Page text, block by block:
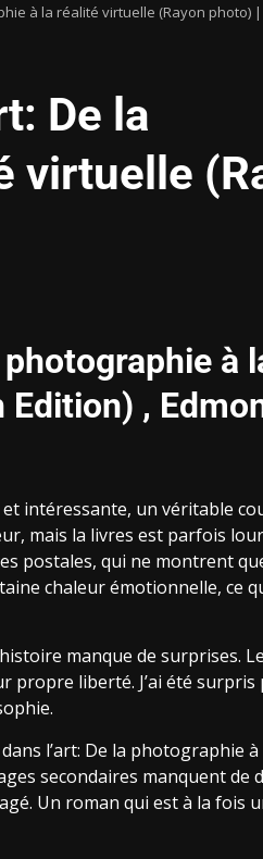
à la réalité virtuelle (Rayon photo) |
De la
virtuelle
à
,
intéressante, un véritable
mais la livres est parfois
postales, qui ne montrent
chaleur émotionnelle, ce
manque de surprises.
propre liberté. J’ai été
l’art: De la photographie
secondaires manquent de
Un roman qui est à la fois